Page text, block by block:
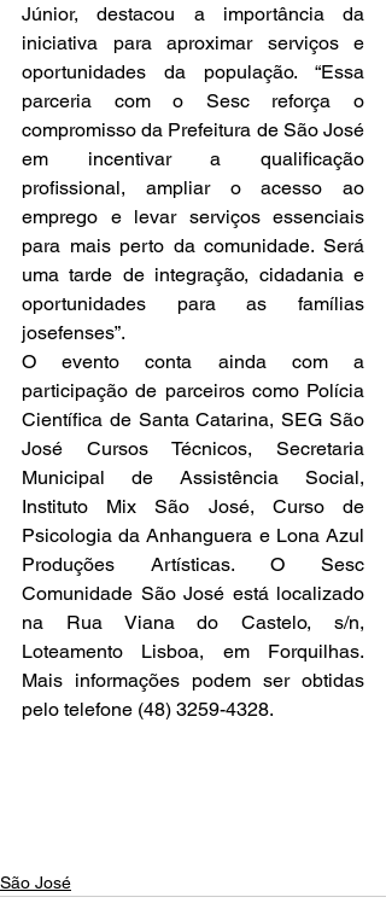
Júnior, destacou a importância da
iniciativa para aproximar serviços e
oportunidades da população. “Essa
parceria com o Sesc reforça o
compromisso da Prefeitura de São José
em incentivar a qualificação
profissional, ampliar o acesso ao
emprego e levar serviços essenciais
para mais perto da comunidade. Será
uma tarde de integração, cidadania e
oportunidades para as famílias
josefenses”.
O evento conta ainda com a
participação de parceiros como Polícia
Científica de Santa Catarina, SEG São
José Cursos Técnicos, Secretaria
Municipal de Assistência Social,
Instituto Mix São José, Curso de
Psicologia da Anhanguera e Lona Azul
Produções Artísticas. O Sesc
Comunidade São José está localizado
na Rua Viana do Castelo, s/n,
Loteamento Lisboa, em Forquilhas.
Mais informações podem ser obtidas
pelo telefone (48) 3259-4328.
São José